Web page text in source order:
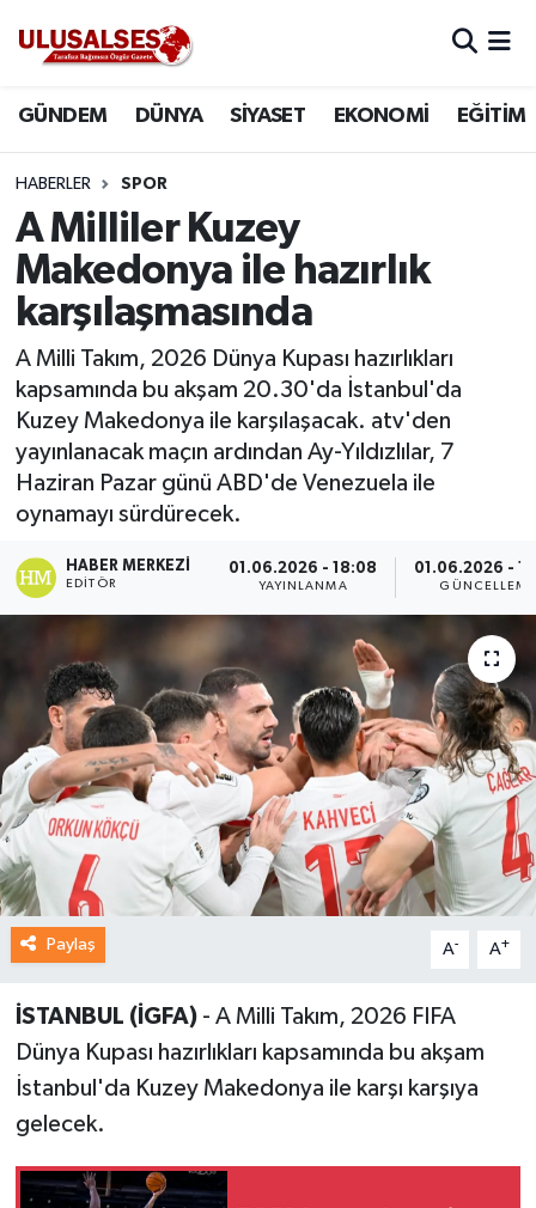
GÜNDEM DÜNYA SİYASET EKONOMİ EĞİTİM
HABERLER SPOR
A Milliler Kuzey
Makedonya ile hazırlık
karşılaşmasında
A Milli Takım, 2026 Dünya Kupası hazırlıkları
kapsamında bu akşam 20.30'da İstanbul'da
Kuzey Makedonya ile karşılaşacak. atv'den
yayınlanacak maçın ardından Ay-Yıldızlılar, 7
Haziran Pazar günü ABD'de Venezuela ile
oynamayı sürdürecek.
HABER MERKEZI
EDITÖR
01.06.2026 - 18:08
YAYINLANMA
01.06.2026 -
GÜNCELLEME
Paylaş A- A+
İSTANBUL (İGFA)- A Milli Takım, 2026 FIFA
Dünya Kupası hazırlıkları kapsamında bu akşam
İstanbul'da Kuzey Makedonya ile karşı karşıya
gelecek.
DÜNYA
SİYASET
EKONOMİ
EĞİTİM
SAĞLIK
MAGAZİN
SPOR
Trafik Durumu
Süper Lig Puan Durumu ve Fikstür
Tüm Manşetler
Son Dakika Haberleri
Haber Arşivi